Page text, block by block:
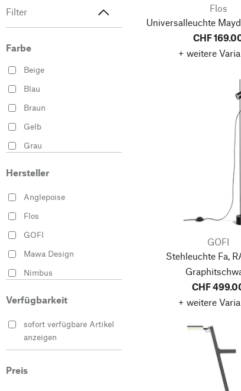
Filter
Farbe
Beige
Blau
Braun
Gelb
Grau
Silber
Weiß
Hersteller
Anglepoise
Flos
GOFI
Mawa Design
Nimbus
Santa ＆Cole
Tonone
Verfügbarkeit
sofort verfügbare Artikel
anzeigen
Preis
Flos
Universalleuchte
CHF
+ weitere
GOFI
Stehleuchte Fa,
CHF
+ weitere